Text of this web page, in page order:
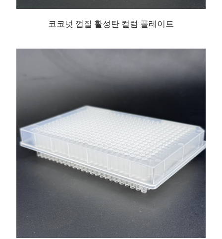
코코넛 껍질 활성탄 컬럼 플레이트